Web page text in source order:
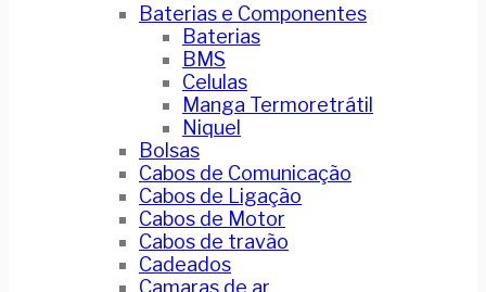
Baterias e Componentes
Baterias
BMS
Celulas
Manga Termoretrátil
Niquel
Bolsas
Cabos de Comunicação
Cabos de Ligação
Cabos de Motor
Cabos de travão
Cadeados
Camaras de ar